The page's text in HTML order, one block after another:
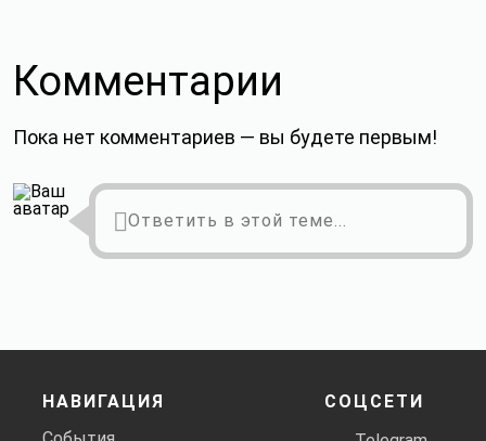
Комментарии
Пока нет комментариев — вы будете первым!
Ответить в этой теме...
НАВИГАЦИЯ
СОЦСЕТИ